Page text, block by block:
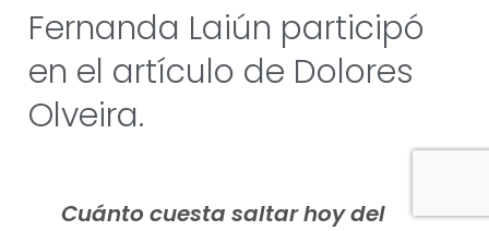
Fernanda Laiún participó
en el artículo de Dolores
Olveira.
Cuánto cuesta saltar hoy del